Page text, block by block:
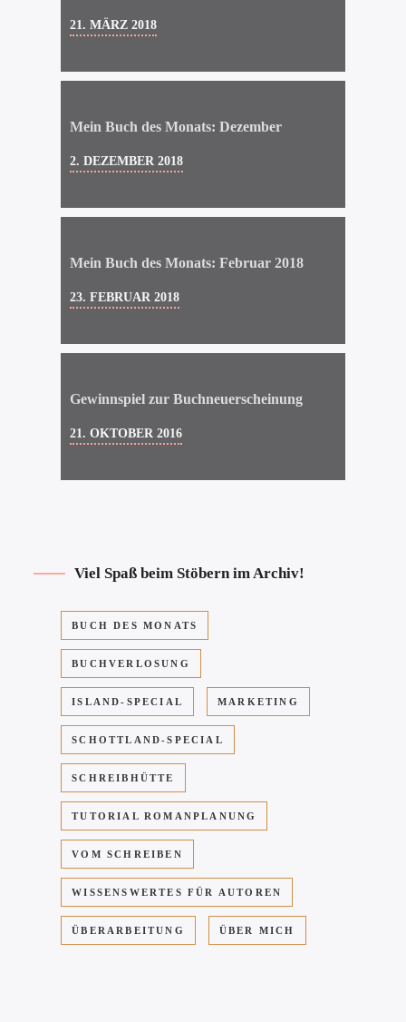
21. MÄRZ 2018
Mein Buch des Monats: Dezember
2. DEZEMBER 2018
Mein Buch des Monats: Februar 2018
23. FEBRUAR 2018
Gewinnspiel zur Buchneuerscheinung
21. OKTOBER 2016
Viel Spaß beim Stöbern im Archiv!
BUCH DES MONATS
BUCHVERLOSUNG
ISLAND-SPECIAL MARKETING
SCHOTTLAND-SPECIAL
SCHREIBHÜTTE
TUTORIAL ROMANPLANUNG
VOM SCHREIBEN
WISSENSWERTES FÜR AUTOREN
ÜBERARBEITUNG ÜBER MICH